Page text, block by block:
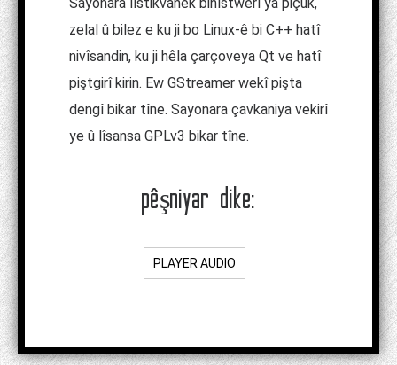
zelal û bilez e ku ji bo Linux-ê bi C++ hatî
nivîsandin, ku ji hêla çarçoveya Qt ve hatî
piştgirî kirin. Ew GStreamer wekî pişta
dengî bikar tîne. Sayonara çavkaniya vekirî
ye û lîsansa GPLv3 bikar tîne.
pêşniyar dike:
PLAYER AUDIO